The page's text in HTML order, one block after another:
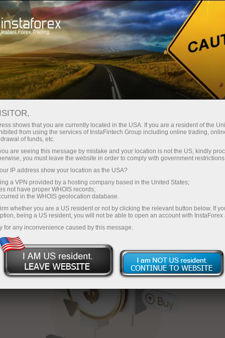
InstaForex
通过InstaForex获得真正竞争力的机
点差和手续费，以及股票和指数交
易的优惠条件
时可获得高达30%的奖金，并享受
其他促销活动和优惠
赛道速度与交易速度共享相同价值
观。Ales Loprais将刺激与纪律元素
带入交易世界，作为InstaForex合作
最低
每笔存款
30%奖金
交易速度
与赛道速度
您的专属礼物大奖
充值$333—选择价值高达$1,500的礼物
无风险交易—
我们保证您的利润
最高X1000奖金—市场上最大倍数
shows that you are currently located in the USA. If you are a resident of the
from using the services of InstaFintech Group including online trading,
of funds, etc.
are seeing this message by mistake and your location is not the US, kindly
you must leave the website in order to comply with government
IP address show your location as the USA?
a VPN provided by a hosting company based in the United States;
not have proper WHOIS records;
in the WHOIS geolocation database.
whether you are a US resident or not by clicking the relevant button below. If
being a US resident, you will not be able to open an account with InstaForex
for any inconvenience caused by this message.